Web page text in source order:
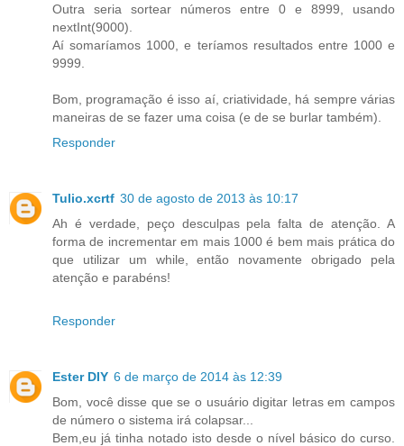
Outra seria sortear números entre 0 e 8999, usando
nextInt(9000).
Aí somaríamos 1000, e teríamos resultados entre 1000 e
9999.
Bom, programação é isso aí, criatividade, há sempre várias
maneiras de se fazer uma coisa (e de se burlar também).
Responder
Tulio.xcrtf 30 de agosto de 2013 às 10:17
Ah é verdade, peço desculpas pela falta de atenção. A
forma de incrementar em mais 1000 é bem mais prática do
que utilizar um while, então novamente obrigado pela
atenção e parabéns!
Responder
Ester DIY 6 de março de 2014 às 12:39
Bom, você disse que se o usuário digitar letras em campos
de número o sistema irá colapsar...
Bem,eu já tinha notado isto desde o nível básico do curso.